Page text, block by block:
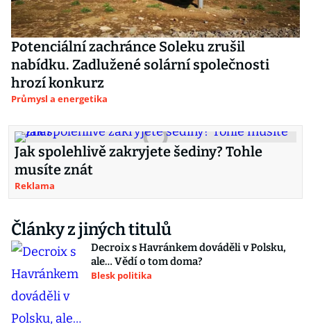
Potenciální zachránce Soleku zrušil
nabídku. Zadlužené solární společnosti
hrozí konkurz
Průmysl a energetika
Jak spolehlivě zakryjete šediny? Tohle
musíte znát
Reklama
Články z jiných titulů
Decroix s Havránkem dováděli v Polsku,
ale… Vědí o tom doma?
Blesk politika